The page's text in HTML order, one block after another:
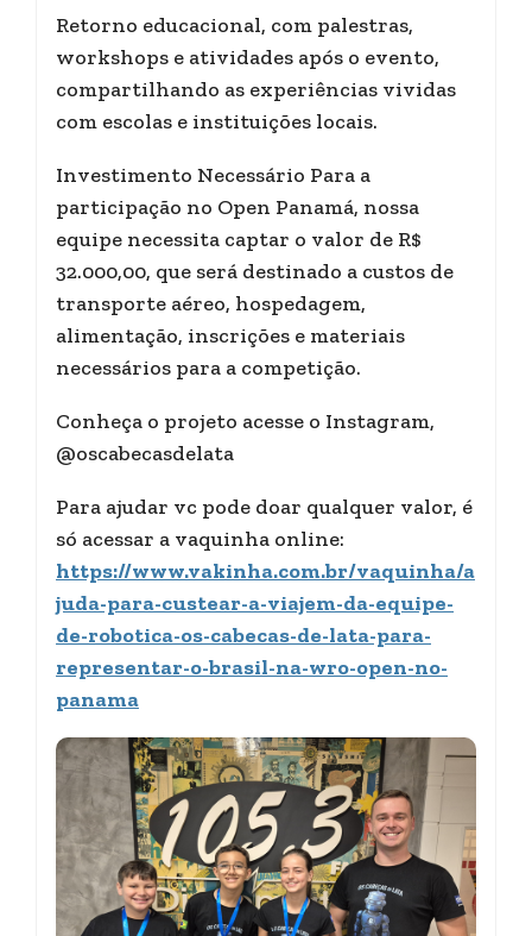
Retorno educacional, com palestras,
workshops e atividades após o evento,
compartilhando as experiências vividas
com escolas e instituições locais.
Investimento Necessário Para a
participação no Open Panamá, nossa
equipe necessita captar o valor de R$
32.000,00, que será destinado a custos de
transporte aéreo, hospedagem,
alimentação, inscrições e materiais
necessários para a competição.
Conheça o projeto acesse o Instagram,
@oscabecasdelata
Para ajudar vc pode doar qualquer valor, é
só acessar a vaquinha online:
https://www.vakinha.com.br/vaquinha/a
juda-para-custear-a-viajem-da-equipe-
de-robotica-os-cabecas-de-lata-para-
representar-o-brasil-na-wro-open-no-
panama